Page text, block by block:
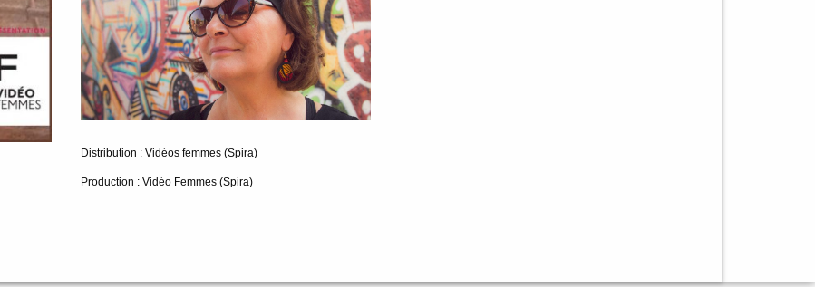
Distribution : Vidéos femmes (Spira)
Production : Vidéo Femmes (Spira)